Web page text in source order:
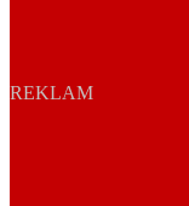
REKLAM